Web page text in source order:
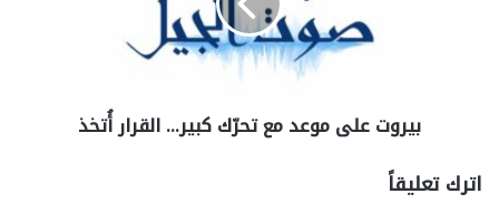
بيروت على موعد مع تحرّك كبير… القرار أُتخذ
اترك تعليقاً